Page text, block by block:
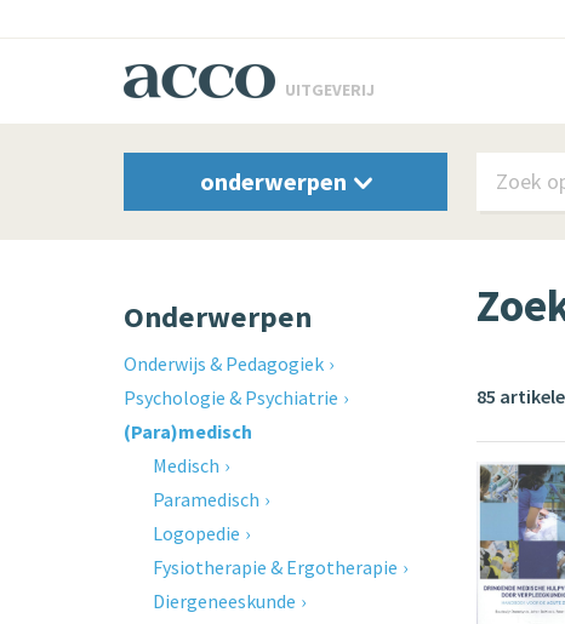
UITGEVERIJ
onderwerpen
Onderwerpen
Onderwijs & Pedagogiek
Psychologie & Psychiatrie
(Para)medisch
Medisch
Paramedisch
Logopedie
Fysiotherapie & Ergotherapie
Diergeneeskunde
85